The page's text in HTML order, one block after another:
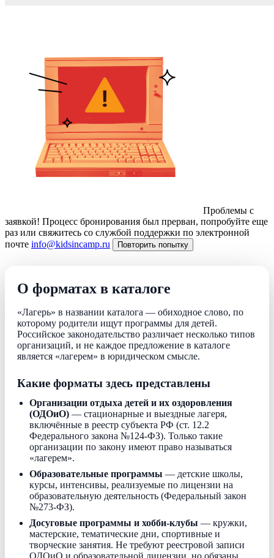
Проблемы с
заявкой! Процесс бронирования был прерван, попробуйте еще
раз или свяжитесь со службой поддержки по электронной
почте info@kidsincamp.ru Повторить попытку
О форматах в каталоге
«Лагерь» в названии каталога — обиходное слово, по
которому родители ищут программы для детей.
Российское законодательство различает несколько типов
организаций, и не каждое предложение в каталоге
является «лагерем» в юридическом смысле.
Какие форматы здесь представлены
Организации отдыха детей и их оздоровления
(ОДОиО) — стационарные и выездные лагеря,
включённые в реестр субъекта РФ (ст. 12.2
Федерального закона №124-ФЗ). Только такие
организации по закону имеют право называться
«лагерем».
Образовательные программы — детские школы,
курсы, интенсивы, реализуемые по лицензии на
образовательную деятельность (Федеральный закон
№273-ФЗ).
Досуговые программы и хобби-клубы — кружки,
мастерские, тематические дни, спортивные и
творческие занятия. Не требуют реестровой записи
ОДОиО и образовательной лицензии, но обязаны